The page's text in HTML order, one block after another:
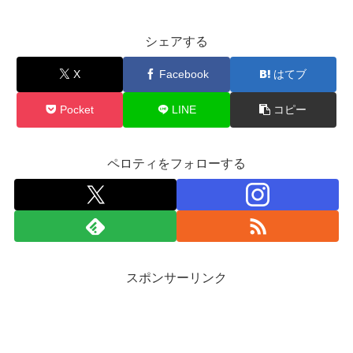
シェアする
X Facebook はてブ
Pocket LINE コピー
ペロティをフォローする
スポンサーリンク